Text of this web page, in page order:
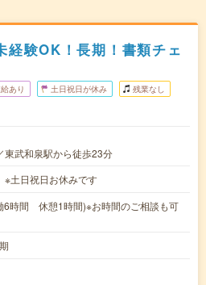
経験OK！長期！書類チェ
あり 土日祝日が休み 残業なし
東武和泉駅から徒歩23分
土日祝日お休みです
6時間 休憩1時間)※お時間のご相談も可